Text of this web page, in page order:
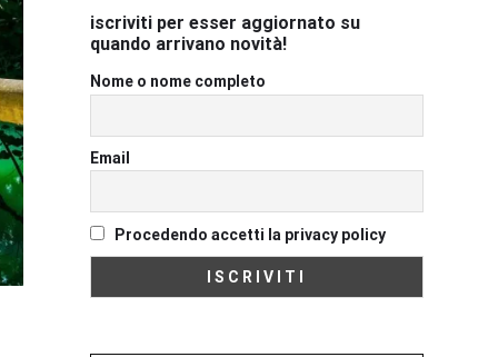
iscriviti per esser aggiornato su
quando arrivano novità!
Nome o nome completo
Email
Procedendo accetti la privacy policy